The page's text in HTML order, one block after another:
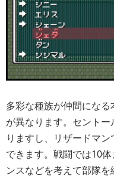
多彩な種族が仲間にな
が異なります。セント
りますし、リザードマ
できます。戦闘では10
ンスなどを考えて部隊を